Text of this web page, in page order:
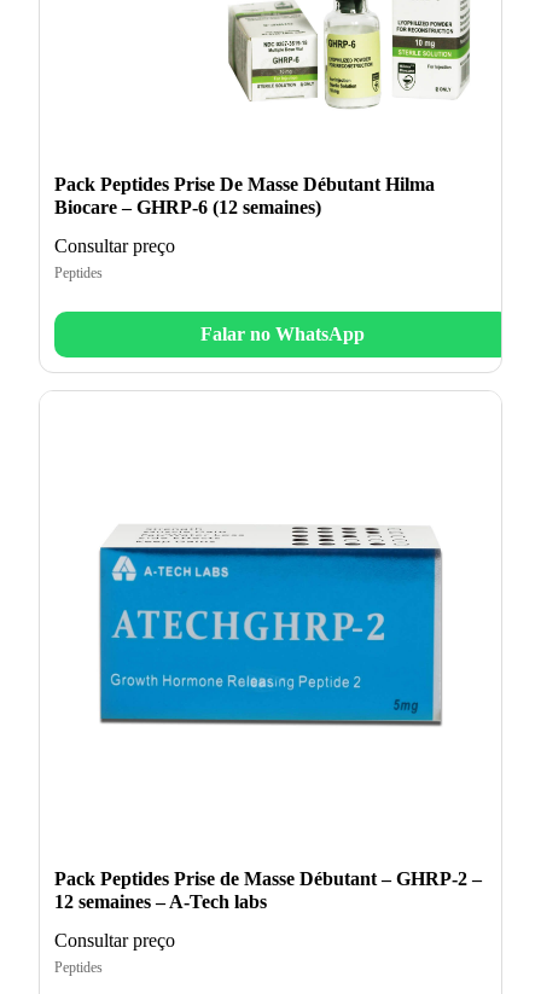
Pack Peptides Prise De Masse Débutant Hilma
Biocare – GHRP-6 (12 semaines)
Consultar preço
Peptides
Falar no WhatsApp
Pack Peptides Prise de Masse Débutant – GHRP-2 –
12 semaines – A-Tech labs
Consultar preço
Peptides